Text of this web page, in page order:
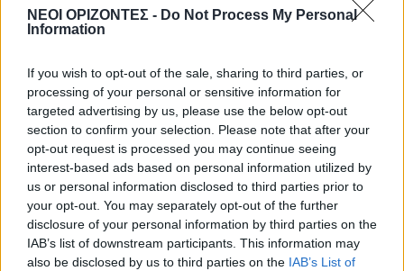
ΝΕΟΙ ΟΡΙΖΟΝΤΕΣ - Do Not Process My Personal
Information
If you wish to opt-out of the sale, sharing to third parties, or
processing of your personal or sensitive information for
targeted advertising by us, please use the below opt-out
section to confirm your selection. Please note that after your
opt-out request is processed you may continue seeing
interest-based ads based on personal information utilized by
us or personal information disclosed to third parties prior to
your opt-out. You may separately opt-out of the further
disclosure of your personal information by third parties on the
IAB’s list of downstream participants. This information may
also be disclosed by us to third parties on the IAB’s List of
Τα νηστίσιμα του
Δεκαπενταύγουστου: Συνταγές με
ΜΑΤΙΕΣ ΣΤΟ ΠΑΡΕΛΘΟΝ
Μπλεκ: O ήρωας που έδερνε τους
Άγγλους και φορούσε γούνινο καπέλο
και γιλέκο χειμώνα καλοκαίρι!
8 Αυγούστου 2026 08:14
ΚΡΗΤΗ
Κρήτη: O καιρός του Σαββάτου 8
Αυγούστου
8 Αυγούστου 2026 08:12